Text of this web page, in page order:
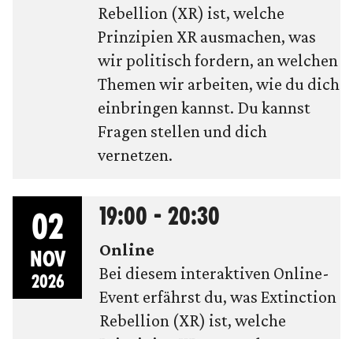
Rebellion (XR) ist, welche
Prinzipien XR ausmachen, was
wir politisch fordern, an welchen
Themen wir arbeiten, wie du dich
einbringen kannst. Du kannst
Fragen stellen und dich
vernetzen.
02
NOV
2026
19:00 - 20:30
Online
Bei diesem interaktiven Online-
Event erfährst du, was Extinction
Rebellion (XR) ist, welche